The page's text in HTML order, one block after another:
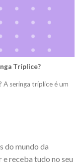
Tríplice?
A seringa tríplice é um
do mundo da
receba tudo no seu